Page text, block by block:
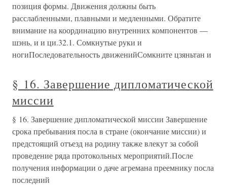
позиция формы. Движения должны быть
расслабленными, плавными и медленными. Обратите
внимание на координацию внутренних компонентов —
шэнь, и и ци.32.1. Сомкнутые руки и
ногиПоследовательность движенийСомкните цзяньтан и
§ 16. Завершение дипломатической
миссии
§ 16. Завершение дипломатической миссии Завершение
срока пребывания посла в стране (окончание миссии) и
предстоящий отъезд на родину также влекут за собой
проведение ряда протокольных мероприятий.После
получения информации о даче агремана преемнику посла
последний